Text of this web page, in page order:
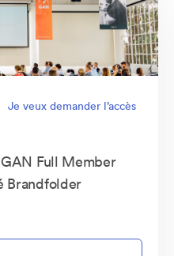
Je veux demander l’accès
Full Member
Brandfolder